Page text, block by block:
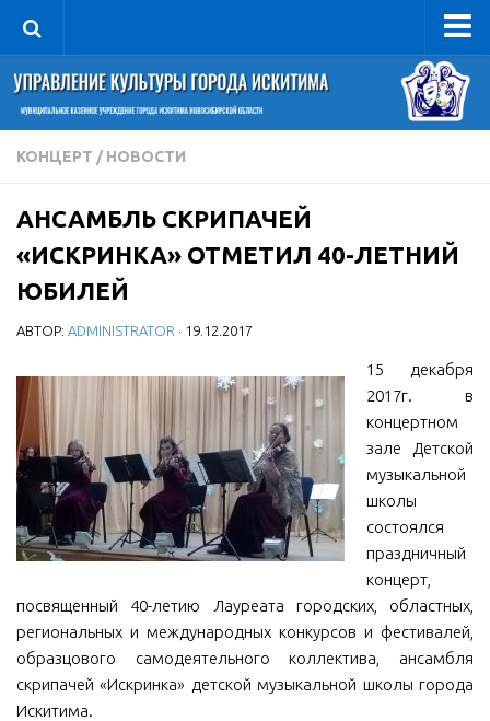
Управление
Руководитель
Сведения об организации
Книга почета культуры
Фотогалерея
Документы
Учредительные документы
Противодействие коррупции
Отчеты о деятельности
Учреждения культуры
МБУ Дом культуры «Молодость»
МБУ Дом культуры «Октябрь»
МБОУ ДО «Детская музыкальная школа»
МБУК «Искитимский городской историко-художественный
музей»
КОНЦЕРТ / НОВОСТИ
АНСАМБЛЬ СКРИПАЧЕЙ
«ИСКРИНКА» ОТМЕТИЛ 40-ЛЕТНИЙ
ЮБИЛЕЙ
АВТОР: ADMINISTRATOR · 19.12.2017
15 декабря
2017г. в
концертном
зале Детской
музыкальной
школы
состоялся
праздничный
концерт,
посвященный 40-летию Лауреата городских, областных,
региональных и международных конкурсов и фестивалей,
образцового самодеятельного коллектива, ансамбля
скрипачей «Искринка» детской музыкальной школы города
Искитима.